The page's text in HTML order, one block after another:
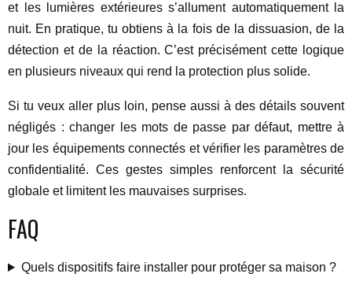
et les lumières extérieures s’allument automatiquement la
nuit. En pratique, tu obtiens à la fois de la dissuasion, de la
détection et de la réaction. C’est précisément cette logique
en plusieurs niveaux qui rend la protection plus solide.
Si tu veux aller plus loin, pense aussi à des détails souvent
négligés : changer les mots de passe par défaut, mettre à
jour les équipements connectés et vérifier les paramètres de
confidentialité. Ces gestes simples renforcent la sécurité
globale et limitent les mauvaises surprises.
FAQ
Quels dispositifs faire installer pour protéger sa maison ?